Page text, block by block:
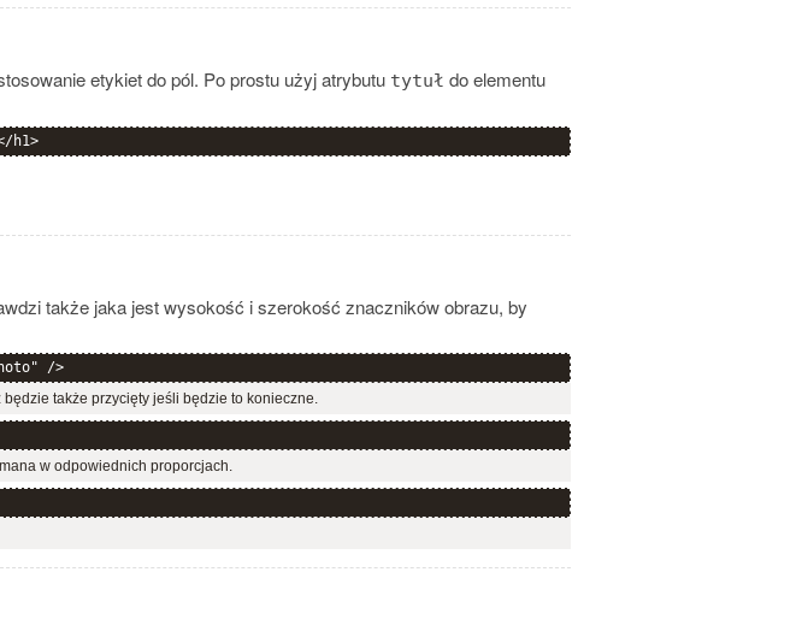
etykiet do pól. Po prostu użyj atrybutu tytuł do elementu
h1>
także jaka jest wysokość i szerokość znaczników obrazu, by
/>
także przycięty jeśli będzie to konieczne.
w odpowiednich proporcjach.